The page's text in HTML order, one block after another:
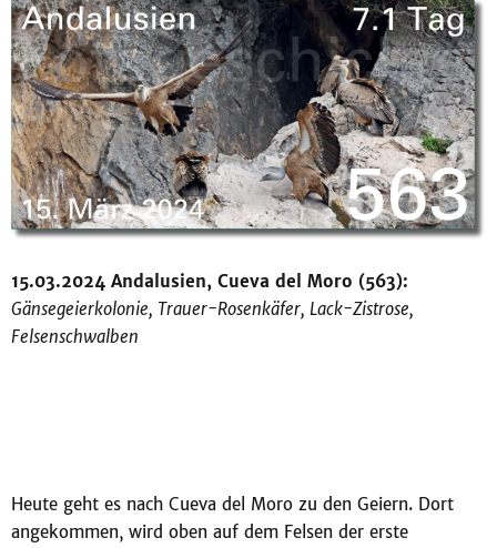
15.03.2024 Andalusien, Cueva del Moro (563):
Gänsegeierkolonie, Trauer-Rosenkäfer, Lack-Zistrose,
Felsenschwalben
Heute geht es nach Cueva del Moro zu den Geiern. Dort
angekommen, wird oben auf dem Felsen der erste